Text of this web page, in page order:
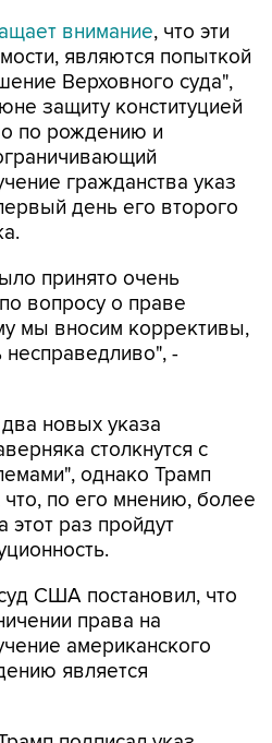
внимание, что эти
являются попыткой
Верховного суда",
защиту конституцией
по рождению и
гражданства указ
день его второго
принято очень
вопросу о праве
мы вносим коррективы,
несправедливо", -
два новых указа
столкнутся с
однако Трамп
по его мнению, более
этот раз пройдут
США постановил, что
права на
американского
является